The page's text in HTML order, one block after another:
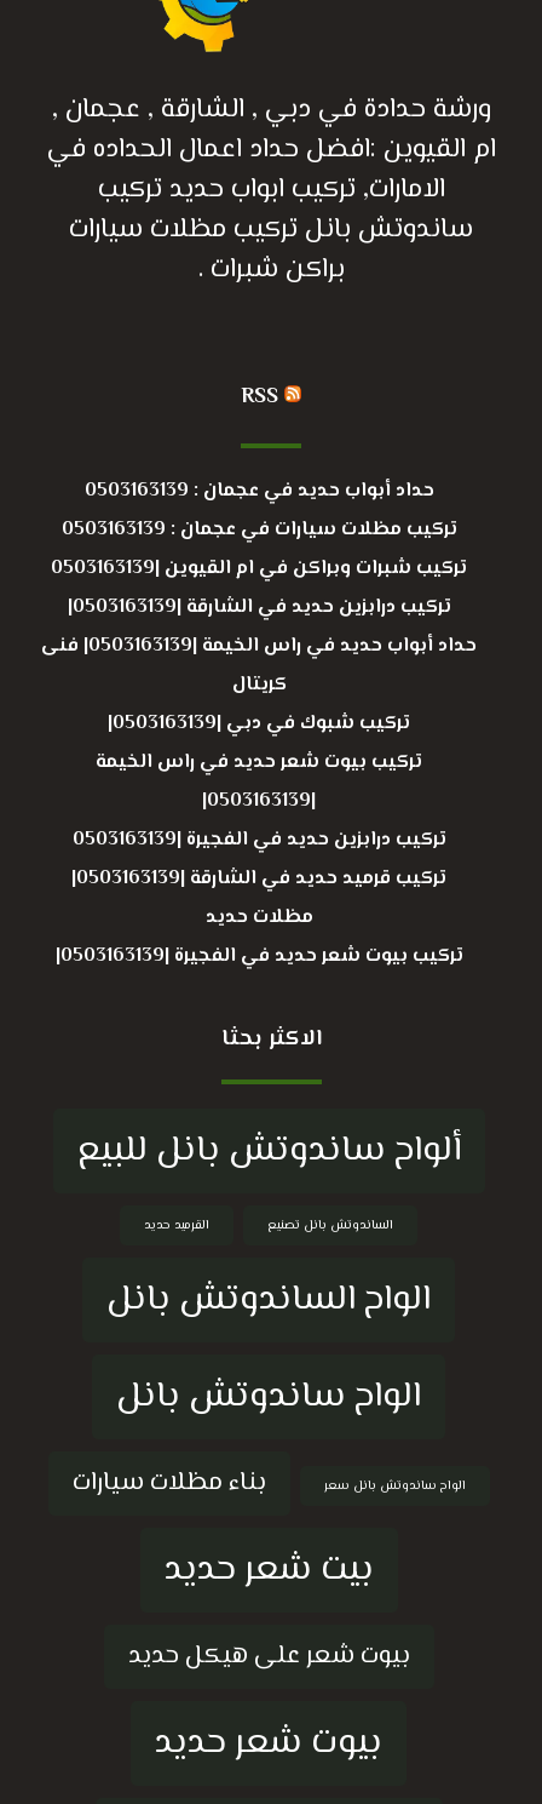
ورشة حدادة في دبي , الشارقة , عجمان ,
ام القيوين :افضل حداد اعمال الحداده في
الامارات, تركيب ابواب حديد تركيب
ساندوتش بانل تركيب مظلات سيارات
براكن شبرات .
RSS
حداد أبواب حديد في عجمان : 0503163139
تركيب مظلات سيارات في عجمان : 0503163139
تركيب شبرات وبراكن في ام القيوين |0503163139
تركيب درابزين حديد في الشارقة |0503163139|
حداد أبواب حديد في راس الخيمة |0503163139| فنى
كريتال
تركيب شبوك في دبي |0503163139|
تركيب بيوت شعر حديد في راس الخيمة
|0503163139|
تركيب درابزين حديد في الفجيرة |0503163139
تركيب قرميد حديد في الشارقة |0503163139|
مظلات حديد
تركيب بيوت شعر حديد في الفجيرة |0503163139|
الاكثر بحثا
ألواح ساندوتش بانل للبيع
الساندوتش بانل تصنيع القرميد حديد
الواح الساندوتش بانل
الواح ساندوتش بانل
الواح ساندوتش بانل سعر بناء مظلات سيارات
بيت شعر حديد
بيوت شعر على هيكل حديد
بيوت شعر حديد